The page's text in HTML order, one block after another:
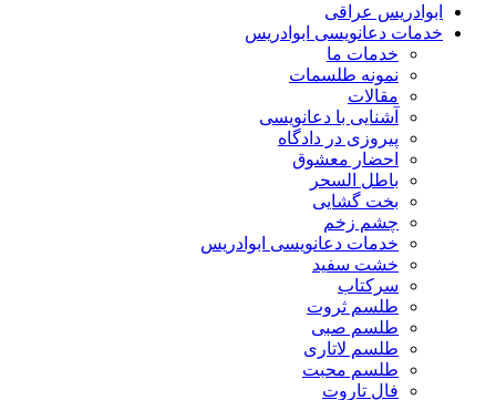
ابوادریس عراقی
خدمات دعانویسی ابوادریس
خدمات ما
نمونه طلسمات
مقالات
آشنایی با دعانویسی
پیروزی در دادگاه
احضار معشوق
باطل السحر
بخت گشایی
چشم زخم
خدمات دعانویسی ابوادریس
خشت سفید
سرکتاب
طلسم ثروت
طلسم صبی
طلسم لاتاری
طلسم محبت
فال تاروت